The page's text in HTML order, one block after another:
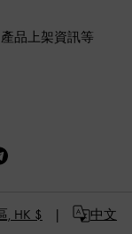
品上架資訊等
, HK $ 中文